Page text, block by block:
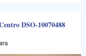
DSO-10070488